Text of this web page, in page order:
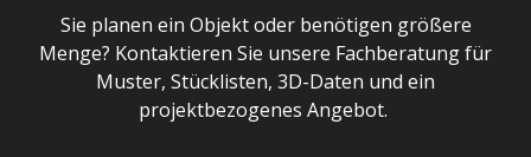
Sie planen ein Objekt oder benötigen größere
Menge? Kontaktieren Sie unsere Fachberatung für
Muster, Stücklisten, 3D-Daten und ein
projektbezogenes Angebot.